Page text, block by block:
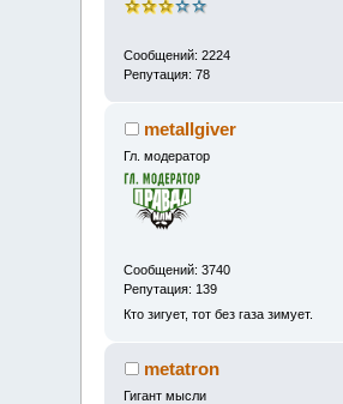
Сообщений: 2224
Репутация: 78
metallgiver
Гл. модератор
Сообщений: 3740
Репутация: 139
Кто зигует, тот без газа зимует.
metatron
Гигант мысли